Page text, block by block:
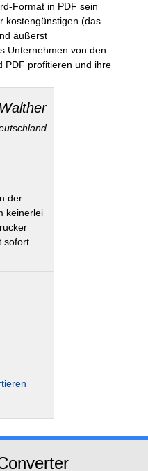
Format in PDF sein
kostengünstigen (das
äußerst
Unternehmen von den
PDF profitieren und ihre
der
keinerlei
sofort